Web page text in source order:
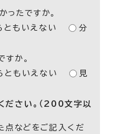
ったですか。
ともいえない
分
か。
ともいえない
見
ださい。（200文字以
点などをご記入くだ